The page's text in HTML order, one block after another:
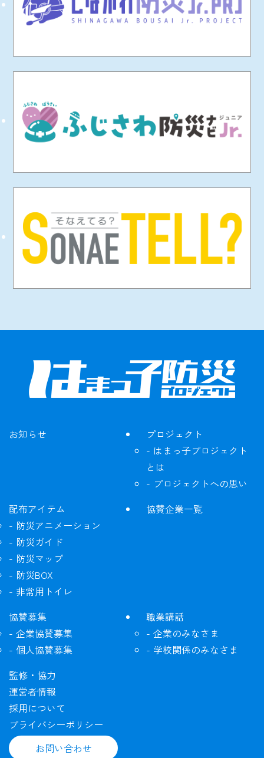
お知らせ
プロジェクト
はまっ子プロジェクト
とは
プロジェクトへの思い
配布アイテム
防災アニメーション
防災ガイド
防災マップ
防災BOX
非常用トイレ
協賛企業一覧
協賛募集
企業協賛募集
個人協賛募集
職業講話
企業のみなさま
学校関係のみなさま
監修・協力
運営者情報
採用について
プライバシーポリシー
お問い合わせ